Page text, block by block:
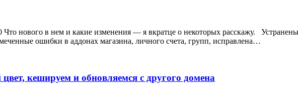
Что нового в нем и какие изменения — я вкратце о некоторых расскажу.
ошибки в аддонах магазина, личного счета, групп, исправлена…
кешируем и обновляемся с другого домена